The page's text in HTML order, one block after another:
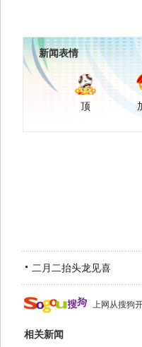
新闻表情
顶
二月二抬头龙见喜
上网从搜狗
相关新闻